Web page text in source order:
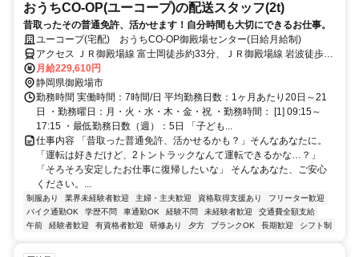
おうちCO-OP(ユーコープ)の配送スタッフ(2t)
昔取ったその普通免許、活かせます！自分時間も大切にできるお仕事。
ユーコープ(宅配) おうちCO-OP御殿場センター(日給月給制)
アクセス ＪＲ御殿場線 富士岡徒歩約33分、ＪＲ御殿場線 岩波徒歩約
32分、ＪＲ御殿場線 南御殿場徒歩約65分
月給229,610円
静岡県御殿場市
勤務時間 実働時間：7時間/日 平均勤務日数：1ヶ月あたり20日～21
日 ・勤務曜日：月・火・水・木・金・祝 ・勤務時間： [1] 09:15～
17:15 ・最低勤務日数（週）：5日 「子ども...
仕事内容 「昔取った普通免許、活かせるかも？」そんなあなたに。
「運転は好きだけど、2トントラックなんて運転できるかな…？」
「そろそろ安定したお仕事に復帰したいな」 そんなあなた、ご安心
ください。...
制服あり 業界未経験者歓迎 主婦・主夫歓迎 資格取得支援あり
フリーター歓迎
バイク通勤OK
学歴不問 車通勤OK 経験不問 未経験者歓迎
交通費全額支給
午前
経験者歓迎 有資格者歓迎 研修あり 夕方 ブランクOK 長期歓迎 シフト制